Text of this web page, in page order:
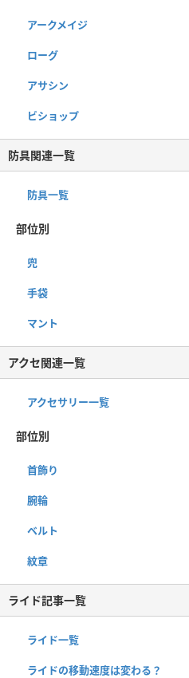
アークメイジ
ローグ
アサシン
ビショップ
防具関連一覧
防具一覧
部位別
兜
手袋
マント
アクセ関連一覧
アクセサリー一覧
部位別
首飾り
腕輪
ベルト
紋章
ライド記事一覧
ライド一覧
ライドの移動速度は変わる？